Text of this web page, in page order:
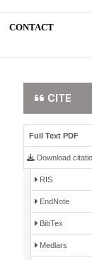
CONTACT
CITE
Full Text PDF
Download
RIS
EndNote
BibTex
Medlars